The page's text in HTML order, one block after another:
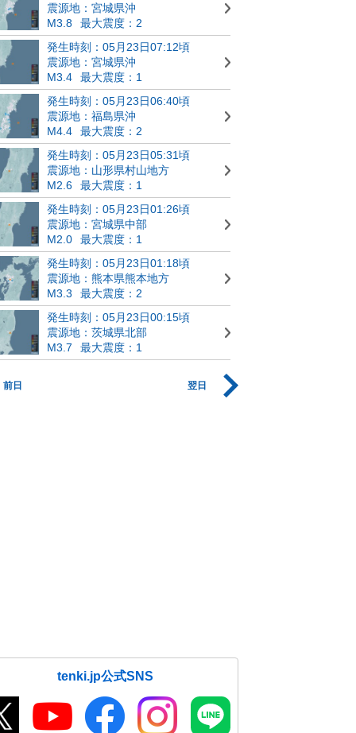
震源地：宮城県沖
M3.8
最大震度：2
発生時刻：05月23日07:12頃
震源地：宮城県沖
M3.4
最大震度：1
発生時刻：05月23日06:40頃
震源地：福島県沖
M4.4
最大震度：2
発生時刻：05月23日05:31頃
震源地：山形県村山地方
M2.6
最大震度：1
発生時刻：05月23日01:26頃
震源地：宮城県中部
M2.0
最大震度：1
発生時刻：05月23日01:18頃
震源地：熊本県熊本地方
M3.3
最大震度：2
発生時刻：05月23日00:15頃
震源地：茨城県北部
M3.7
最大震度：1
前日 翌日
tenki.jp公式SNS